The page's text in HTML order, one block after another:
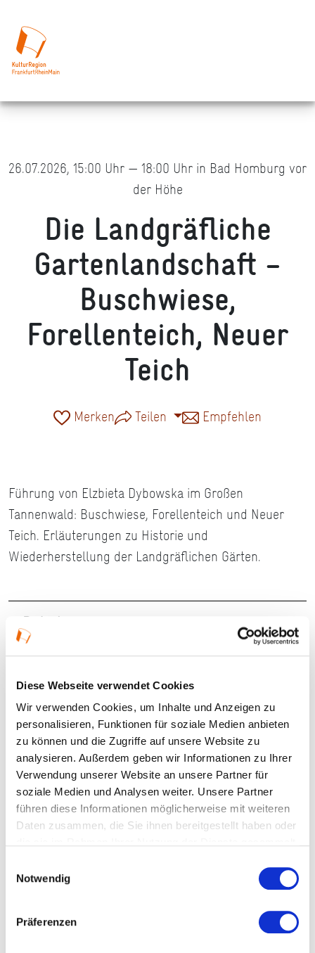
Diese Webseite verwendet Cookies
Wir verwenden Cookies, um Inhalte und Anzeigen zu
personalisieren, Funktionen für soziale Medien anbieten
zu können und die Zugriffe auf unsere Website zu
analysieren. Außerdem geben wir Informationen zu Ihrer
Verwendung unserer Website an unsere Partner für
soziale Medien und Analysen weiter. Unsere Partner
führen diese Informationen möglicherweise mit weiteren
Daten zusammen, die Sie ihnen bereitgestellt haben oder
Notwendig
Präferenzen
26.07.2026, 15:00 Uhr — 18:00 Uhr in Bad Homburg vor
der Höhe
Die Landgräfliche
Gartenlandschaft –
Buschwiese,
Forellenteich, Neuer
Teich
Merken Teilen Empfehlen
Führung von Elzbieta Dybowska im Großen
Tannenwald: Buschwiese, Forellenteich und Neuer
Teich. Erläuterungen zu Historie und
Wiederherstellung der Landgräflichen Gärten.
Details
Homburg vor der Höhe
Veranstaltungstyp:Führung
Kosten und Anmeldung
Ort und Anfahrt